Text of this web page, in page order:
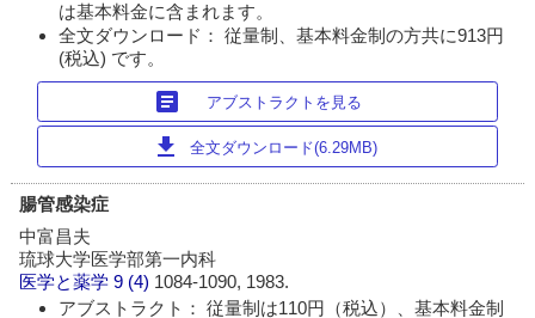
は基本料金に含まれます。
全文ダウンロード： 従量制、基本料金制の方共に913円
(税込) です。
article アブストラクトを見る
download 全文ダウンロード(6.29MB)
腸管感染症
中富昌夫
琉球大学医学部第一内科
医学と薬学 9 (4) 1084-1090, 1983.
アブストラクト： 従量制は110円（税込）、基本料金制